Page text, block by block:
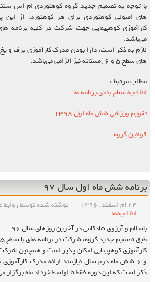
با توجه به تصمیم جدید گروه کوهنوردی ام اس
های اصولی کوهنوردی برای هر کوهنورد، از
می‌باشد.
لازم به ذکر است، دارا بودن مدرک کارآموزی برف و
های سطح ۵ و ۶ زمستانه نیز الزامی می‌باشد.
مطالب مرتبط :
اطلاعیه سطح بندی برنامه ها
تقویم ورزشی شش ماه اول ۱۳۹۸
قوانین گروه
برنامه شش ماه اول سال ۹۷
۲۴ ام اسفند , ۱۳۹۶ نوشته شده توسط روابط
اطلاعیه‌ها
باسلام و آرزوی شادکامی در آخرین روزهای سال ۹۶
و ۶ شش ماه دوم سال نیازمند ارائه مدرک
ذکر است که این دوره فقط تا اواسط خرداد ماه برگزار